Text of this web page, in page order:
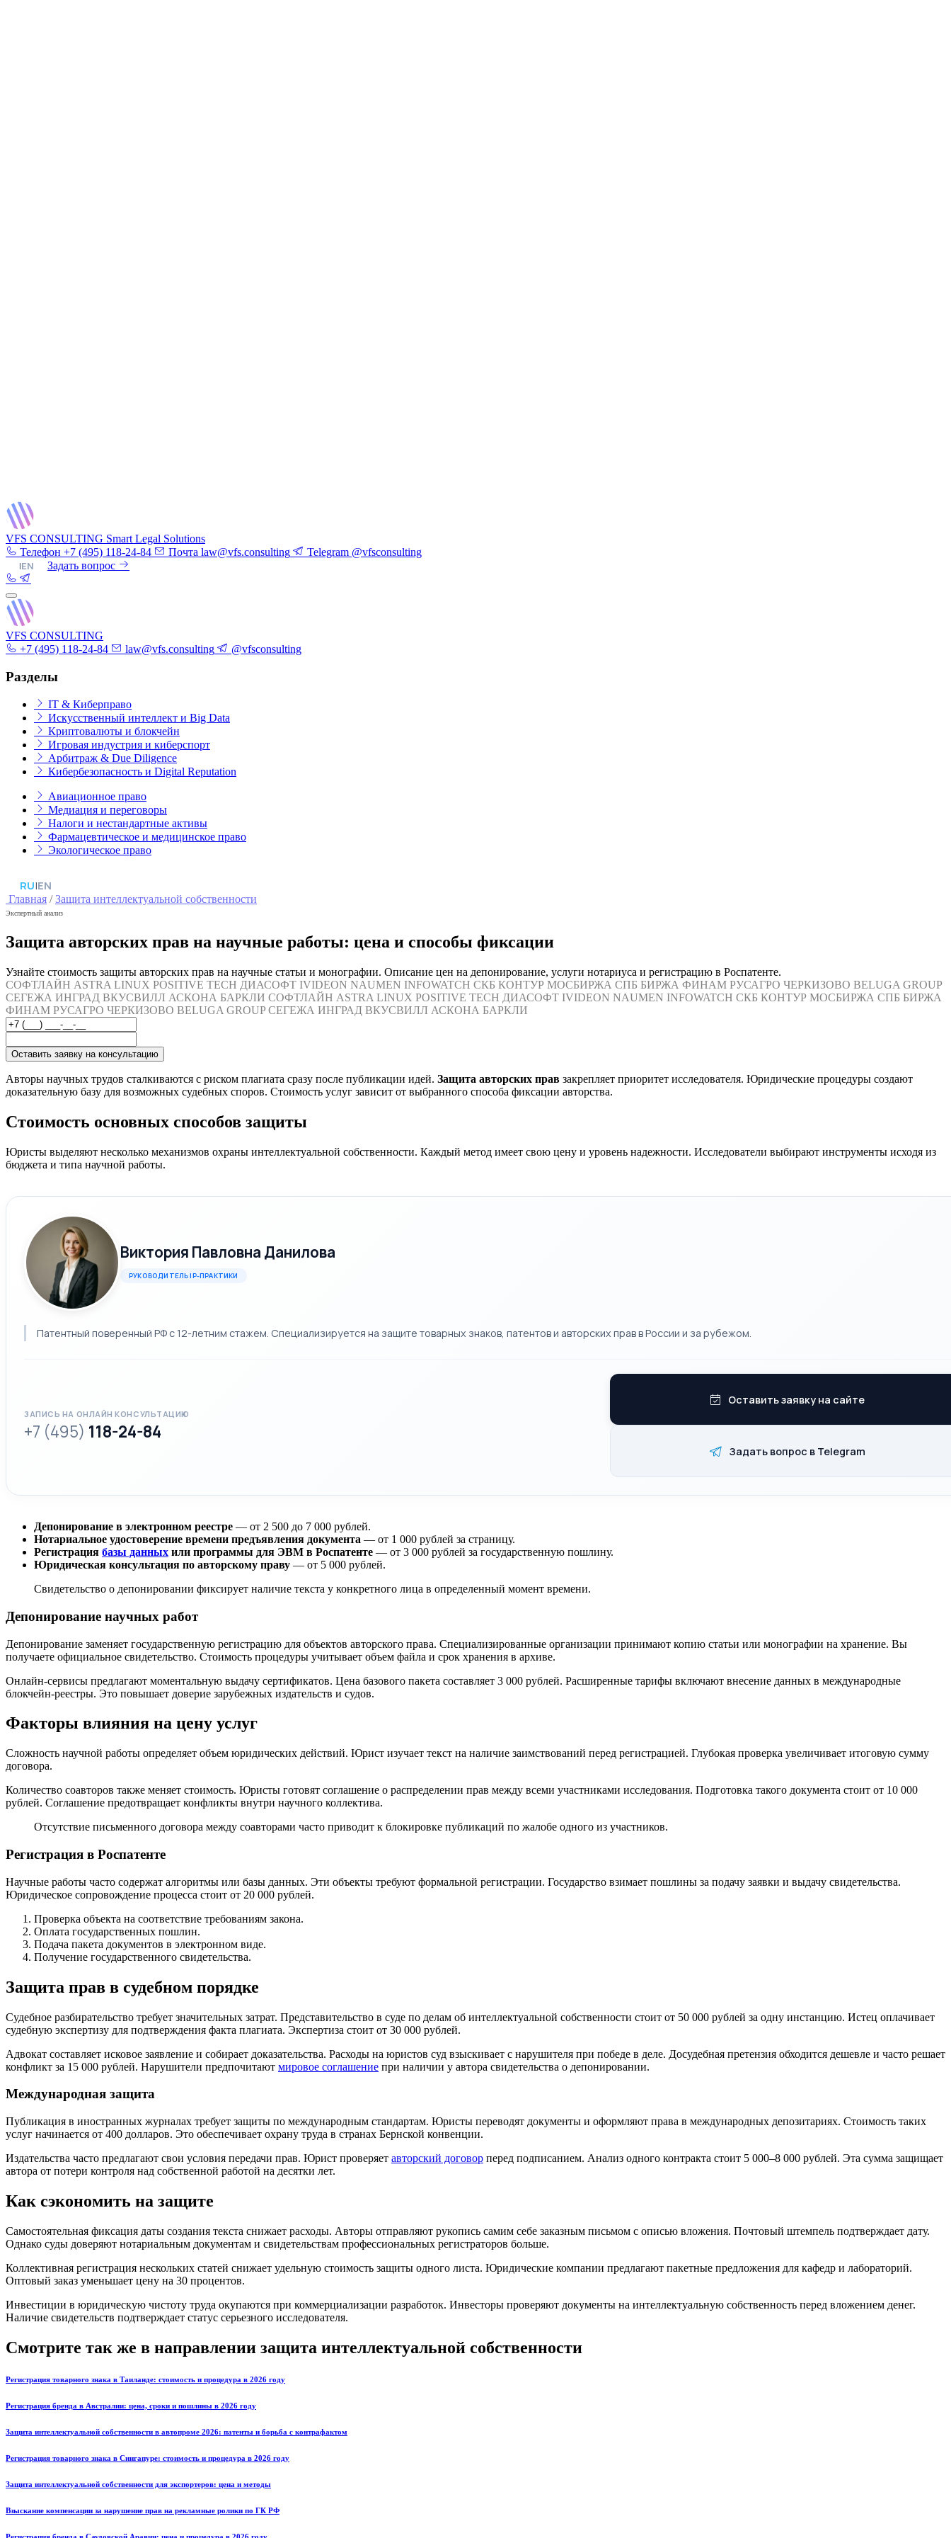
VFS CONSULTING Smart Legal Solutions
Телефон +7 (495) 118-24-84 Почта law@vfs.consulting Telegram @vfsconsulting
|EN Задать вопрос
VFS CONSULTING
+7 (495) 118-24-84
law@vfs.consulting @vfsconsulting
Разделы
IT & Киберправо
Искусственный интеллект и Big Data
Криптовалюты и блокчейн
Игровая индустрия и киберспорт
Арбитраж & Due Diligence
Кибербезопасность и Digital Reputation
Авиационное право
Медиация и переговоры
Налоги и нестандартные активы
Фармацевтическое и медицинское право
Экологическое право
RU|EN
Главная /Защита интеллектуальной собственности
Экспертный анализ
Защита авторских прав на научные работы: цена и способы фиксации
Узнайте стоимость защиты авторских прав на научные статьи и монографии. Описание цен на депонирование, услуги нотариуса и регистрацию в Роспатенте.
СОФТЛАЙН ASTRA LINUX POSITIVE TECH ДИАСОФТ IVIDEON NAUMEN INFOWATCH СКБ КОНТУР МОСБИРЖА СПБ БИРЖА ФИНАМ РУСАГРО ЧЕРКИЗОВО BELUGA GROUP
СЕГЕЖА ИНГРАД ВКУСВИЛЛ АСКОНА БАРКЛИ СОФТЛАЙН ASTRA LINUX POSITIVE TECH ДИАСОФТ IVIDEON NAUMEN INFOWATCH СКБ КОНТУР МОСБИРЖА СПБ БИРЖА
ФИНАМ РУСАГРО ЧЕРКИЗОВО BELUGA GROUP СЕГЕЖА ИНГРАД ВКУСВИЛЛ АСКОНА БАРКЛИ
Оставить заявку на консультацию
Авторы научных трудов сталкиваются с риском плагиата сразу после публикации идей. Защита авторских прав закрепляет приоритет исследователя. Юридические процедуры создают
доказательную базу для возможных судебных споров. Стоимость услуг зависит от выбранного способа фиксации авторства.
Стоимость основных способов защиты
Юристы выделяют несколько механизмов охраны интеллектуальной собственности. Каждый метод имеет свою цену и уровень надежности. Исследователи выбирают инструменты исходя из
бюджета и типа научной работы.
Виктория Павловна Данилова
РУКОВОДИТЕЛЬ IP-ПРАКТИКИ
Патентный поверенный РФ с 12-летним стажем. Специализируется на защите товарных знаков, патентов и авторских прав в России и за рубежом.
ЗАПИСЬ НА ОНЛАЙН КОНСУЛЬТАЦИЮ
+7 (495) 118-24-84
Оставить заявку на сайте
Задать вопрос в Telegram
Депонирование в электронном реестре — от 2 500 до 7 000 рублей.
Нотариальное удостоверение времени предъявления документа — от 1 000 рублей за страницу.
Регистрация базы данных или программы для ЭВМ в Роспатенте — от 3 000 рублей за государственную пошлину.
Юридическая консультация по авторскому праву — от 5 000 рублей.
Свидетельство о депонировании фиксирует наличие текста у конкретного лица в определенный момент времени.
Депонирование научных работ
Депонирование заменяет государственную регистрацию для объектов авторского права. Специализированные организации принимают копию статьи или монографии на хранение. Вы
получаете официальное свидетельство. Стоимость процедуры учитывает объем файла и срок хранения в архиве.
Онлайн-сервисы предлагают моментальную выдачу сертификатов. Цена базового пакета составляет 3 000 рублей. Расширенные тарифы включают внесение данных в международные
блокчейн-реестры. Это повышает доверие зарубежных издательств и судов.
Факторы влияния на цену услуг
Сложность научной работы определяет объем юридических действий. Юрист изучает текст на наличие заимствований перед регистрацией. Глубокая проверка увеличивает итоговую сумму
договора.
Количество соавторов также меняет стоимость. Юристы готовят соглашение о распределении прав между всеми участниками исследования. Подготовка такого документа стоит от 10 000
рублей. Соглашение предотвращает конфликты внутри научного коллектива.
Отсутствие письменного договора между соавторами часто приводит к блокировке публикаций по жалобе одного из участников.
Регистрация в Роспатенте
Научные работы часто содержат алгоритмы или базы данных. Эти объекты требуют формальной регистрации. Государство взимает пошлины за подачу заявки и выдачу свидетельства.
Юридическое сопровождение процесса стоит от 20 000 рублей.
Проверка объекта на соответствие требованиям закона.
Оплата государственных пошлин.
Подача пакета документов в электронном виде.
Получение государственного свидетельства.
Защита прав в судебном порядке
Судебное разбирательство требует значительных затрат. Представительство в суде по делам об интеллектуальной собственности стоит от 50 000 рублей за одну инстанцию. Истец оплачивает
судебную экспертизу для подтверждения факта плагиата. Экспертиза стоит от 30 000 рублей.
Адвокат составляет исковое заявление и собирает доказательства. Расходы на юристов суд взыскивает с нарушителя при победе в деле. Досудебная претензия обходится дешевле и часто решает
конфликт за 15 000 рублей. Нарушители предпочитают мировое соглашение при наличии у автора свидетельства о депонировании.
Международная защита
Публикация в иностранных журналах требует защиты по международным стандартам. Юристы переводят документы и оформляют права в международных депозитариях. Стоимость таких
услуг начинается от 400 долларов. Это обеспечивает охрану труда в странах Бернской конвенции.
Издательства часто предлагают свои условия передачи прав. Юрист проверяет авторский договор перед подписанием. Анализ одного контракта стоит 5 000–8 000 рублей. Эта сумма защищает
автора от потери контроля над собственной работой на десятки лет.
Как сэкономить на защите
Самостоятельная фиксация даты создания текста снижает расходы. Авторы отправляют рукопись самим себе заказным письмом с описью вложения. Почтовый штемпель подтверждает дату.
Однако суды доверяют нотариальным документам и свидетельствам профессиональных регистраторов больше.
Коллективная регистрация нескольких статей снижает удельную стоимость защиты одного листа. Юридические компании предлагают пакетные предложения для кафедр и лабораторий.
Оптовый заказ уменьшает цену на 30 процентов.
Инвестиции в юридическую чистоту труда окупаются при коммерциализации разработок. Инвесторы проверяют документы на интеллектуальную собственность перед вложением денег.
Наличие свидетельств подтверждает статус серьезного исследователя.
Смотрите так же в направлении защита интеллектуальной собственности
Регистрация товарного знака в Таиланде: стоимость и процедура в 2026 году
Регистрация бренда в Австралии: цена, сроки и пошлины в 2026 году
Защита интеллектуальной собственности в автопроме 2026: патенты и борьба с контрафактом
Регистрация товарного знака в Сингапуре: стоимость и процедура в 2026 году
Защита интеллектуальной собственности для экспортеров: цена и методы
Взыскание компенсации за нарушение прав на рекламные ролики по ГК РФ
Регистрация бренда в Саудовской Аравии: цена и процедура в 2026 году